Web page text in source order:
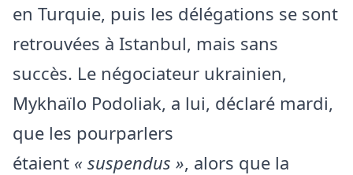
en Turquie, puis les délégations se sont
retrouvées à Istanbul, mais sans
succès. Le négociateur ukrainien,
Mykhaïlo Podoliak, a lui, déclaré mardi,
que les pourparlers
étaient « suspendus », alors que la